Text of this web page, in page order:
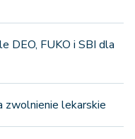
DEO, FUKO i SBI dla
lekarskie